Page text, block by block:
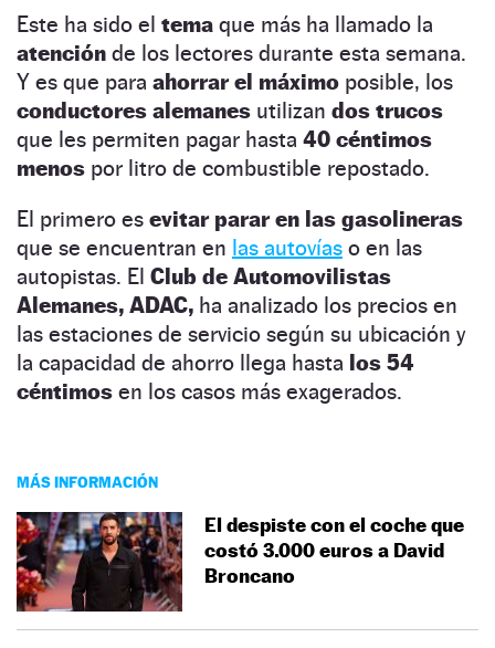
Este ha sido el tema que más ha llamado la
atención de los lectores durante esta semana.
Y es que para ahorrar el máximo posible, los
conductores alemanes utilizan dos trucos
que les permiten pagar hasta 40 céntimos
menos por litro de combustible repostado.
El primero es evitar parar en las gasolineras
que se encuentran en las autovías o en las
autopistas. El Club de Automovilistas
Alemanes, ADAC, ha analizado los precios en
las estaciones de servicio según su ubicación y
la capacidad de ahorro llega hasta los 54
céntimos en los casos más exagerados.
MÁS INFORMACIÓN
El despiste con el coche que
costó 3.000 euros a David
Broncano